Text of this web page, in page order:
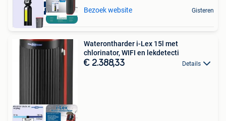
Aquariatics Bezoek website Gisteren
Waterontharder i-Lex 15l met
chlorinator, WIFI en lekdetecti
€ 2.388,33 Details